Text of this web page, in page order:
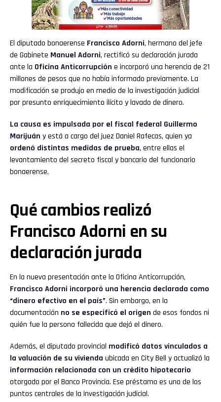
El diputado bonaerense Francisco Adorni, hermano del jefe
de Gabinete Manuel Adorni, rectificó su declaración jurada
ante la Oficina Anticorrupción e incorporó una herencia de 21
millones de pesos que no había informado previamente. La
modificación se produjo en medio de la investigación judicial
por presunto enriquecimiento ilícito y lavado de dinero.
La causa es impulsada por el fiscal federal Guillermo
Marijuán y está a cargo del juez Daniel Rafecas, quien ya
ordenó distintas medidas de prueba, entre ellas el
levantamiento del secreto fiscal y bancario del funcionario
bonaerense.
Qué cambios realizó
Francisco Adorni en su
declaración jurada
En la nueva presentación ante la Oficina Anticorrupción,
Francisco Adorni incorporó una herencia declarada como
“dinero efectivo en el país”. Sin embargo, en la
documentación no se especificó el origen de esos fondos ni
quién fue la persona fallecida que dejó el dinero.
Además, el diputado provincial modificó datos vinculados a
la valuación de su vivienda ubicada en City Bell y actualizó la
información relacionada con un crédito hipotecario
otorgado por el Banco Provincia. Ese préstamo es uno de los
puntos centrales de la investigación judicial.